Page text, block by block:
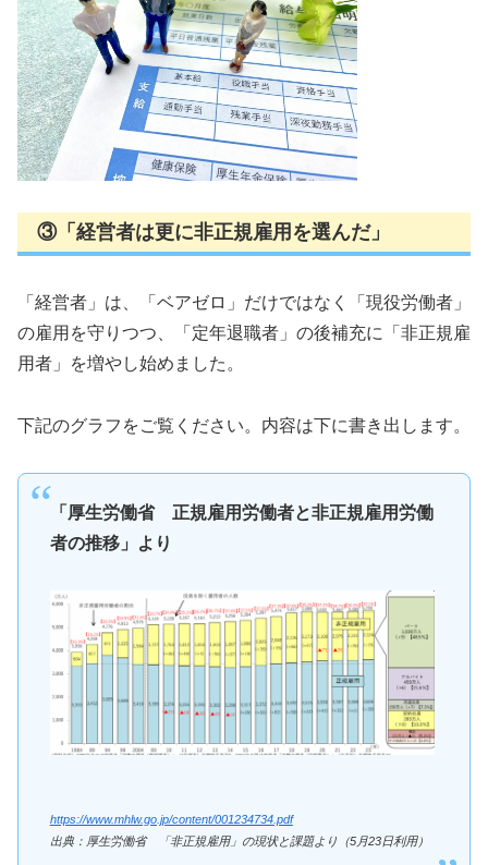
③「経営者は更に非正規雇用を選んだ」
「経営者」は、「ベアゼロ」だけではなく「現役労働者」
の雇用を守りつつ、「定年退職者」の後補充に「非正規雇
用者」を増やし始めました。
下記のグラフをご覧ください。内容は下に書き出します。
「厚生労働省 正規雇用労働者と非正規雇用労働
者の推移」より
https://www.mhlw.go.jp/content/001234734.pdf
出典：厚生労働省 「非正規雇用」の現状と課題より（5月23日利用）